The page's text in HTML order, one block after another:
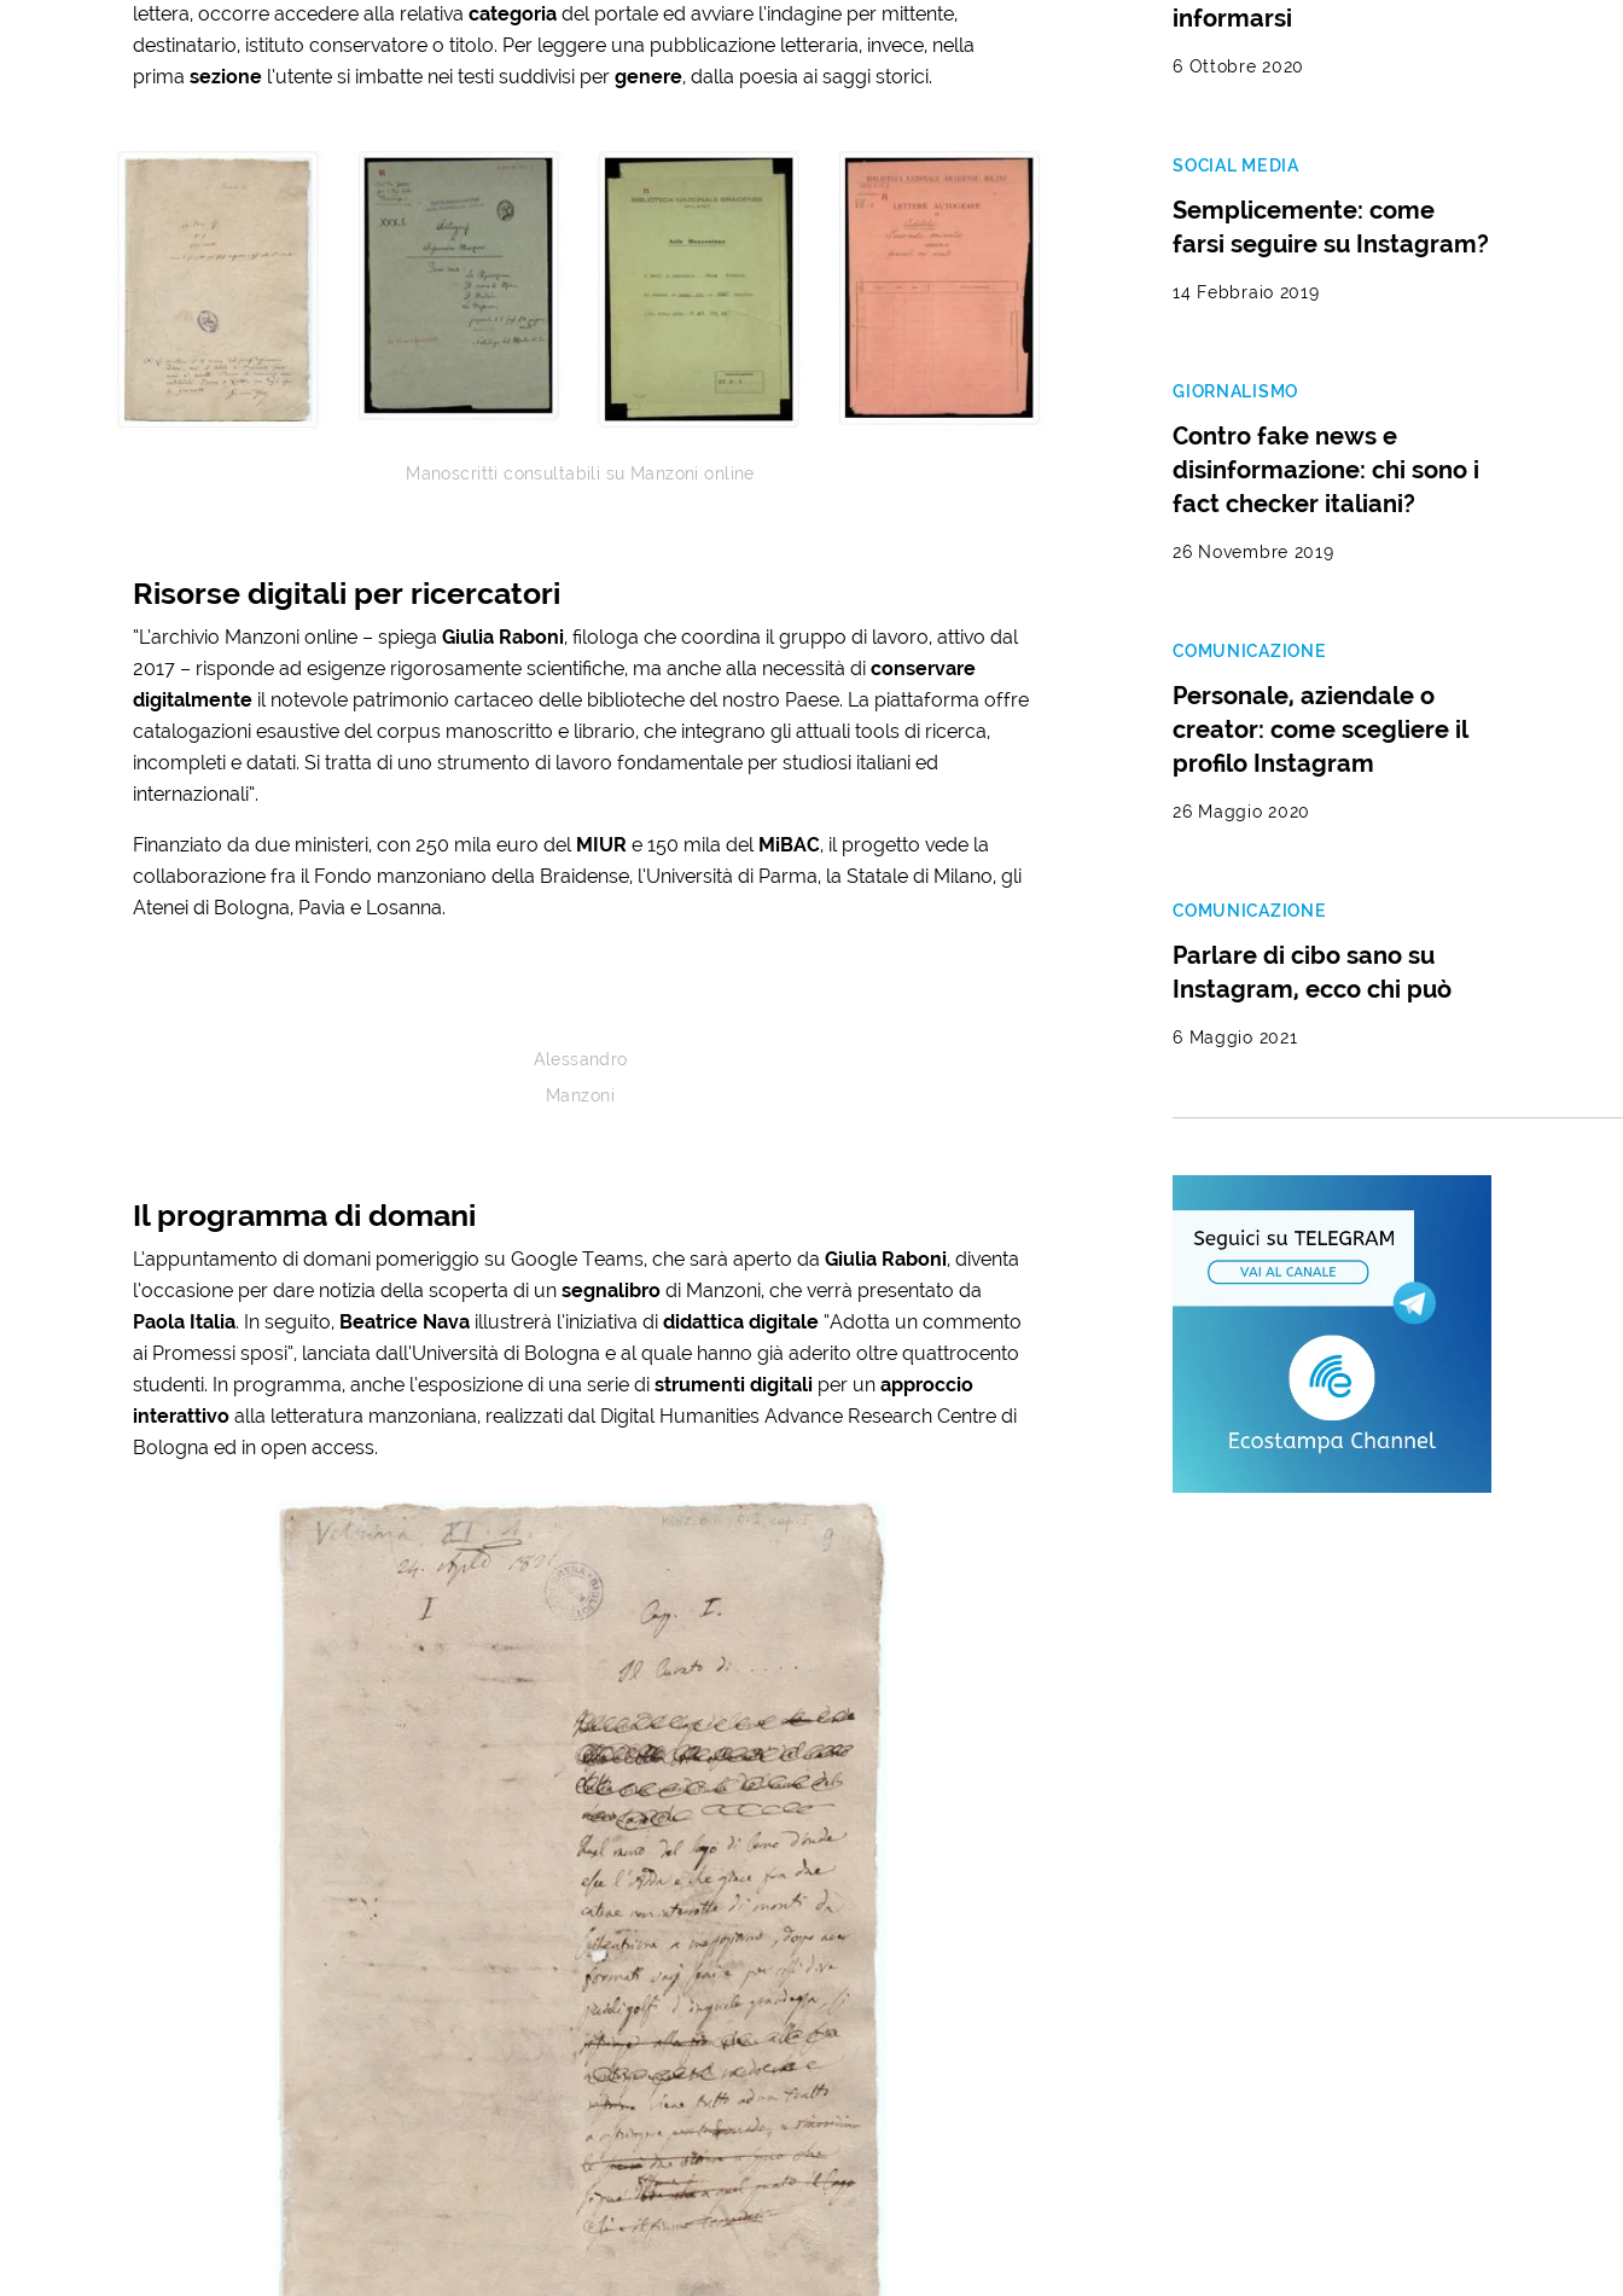
lettera, occorre accedere alla relativa categoria del portale ed avviare l’indagine per mittente,
destinatario, istituto conservatore o titolo. Per leggere una pubblicazione letteraria, invece, nella
prima sezione l’utente si imbatte nei testi suddivisi per genere, dalla poesia ai saggi storici.
Manoscritti consultabili su Manzoni online
Risorse digitali per ricercatori
“L’archivio Manzoni online – spiega Giulia Raboni, filologa che coordina il gruppo di lavoro, attivo dal
2017 – risponde ad esigenze rigorosamente scientifiche, ma anche alla necessità di conservare
digitalmenteil notevole patrimonio cartaceo delle biblioteche del nostro Paese. La piattaforma offre
catalogazioni esaustive del corpus manoscritto e librario, che integrano gli attuali tools di ricerca,
incompleti e datati. Si tratta di uno strumento di lavoro fondamentale per studiosi italiani ed
internazionali”.
Finanziato da due ministeri, con 250 mila euro del MIUR e 150 mila del MiBAC, il progetto vede la
collaborazione fra il Fondo manzoniano della Braidense, l’Università di Parma, la Statale di Milano, gli
Atenei di Bologna, Pavia e Losanna.
Alessandro
Manzoni
Il programma di domani
L’appuntamento di domani pomeriggio su Google Teams, che sarà aperto da Giulia Raboni, diventa
l’occasione per dare notizia della scoperta di un segnalibro di Manzoni, che verrà presentato da
Paola Italia. In seguito, Beatrice Navaillustrerà l’iniziativa di didattica digitale “Adotta un commento
ai Promessi sposi”, lanciata dall’Università di Bologna e al quale hanno già aderito oltre quattrocento
studenti. In programma, anche l’esposizione di una serie di strumenti digitaliper unapproccio
interattivoalla letteratura manzoniana, realizzati dal Digital Humanities Advance Research Centre di
Bologna ed in open access.
informarsi
6 Ottobre 2020
SOCIAL MEDIA
Semplicemente: come
farsi seguire su Instagram?
14 Febbraio 2019
GIORNALISMO
Contro fake news e
disinformazione: chi sono i
fact checker italiani?
26 Novembre 2019
COMUNICAZIONE
Personale, aziendale o
creator: come scegliere il
profilo Instagram
26 Maggio 2020
COMUNICAZIONE
Parlare di cibo sano su
Instagram, ecco chi può
6 Maggio 2021